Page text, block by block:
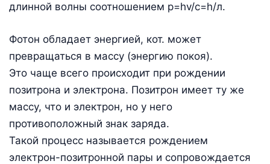
длинной волны соотношением p=hv/c=h/л.
Фотон обладает энергией, кот. может
превращаться в массу (энергию покоя).
Это чаще всего происходит при рождении
позитрона и электрона. Позитрон имеет ту же
массу, что и электрон, но у него
противоположный знак заряда.
Такой процесс называется рождением
электрон-позитронной пары и сопровождается